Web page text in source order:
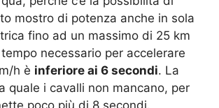
mostro di potenza anche in sola
fino ad un massimo di 25 km
necessario per accelerare
h è inferiore ai 6 secondi. La
quale i cavalli non mancano, per
poco più di 8 secondi.